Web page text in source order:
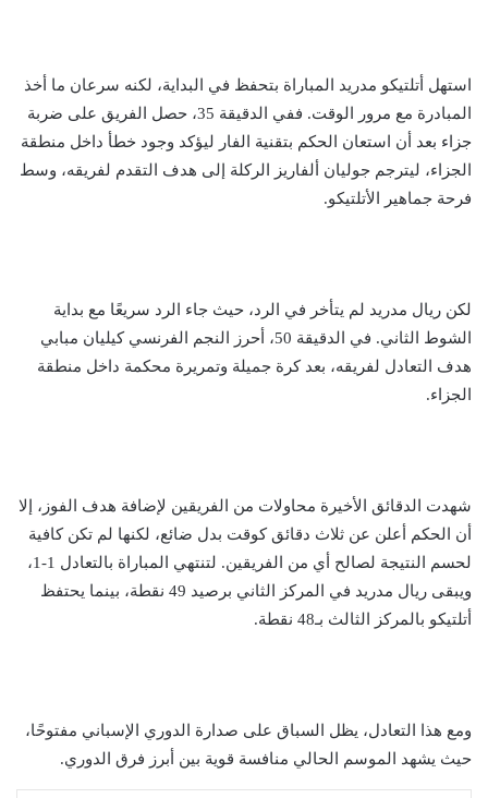
استهل أتلتيكو مدريد المباراة بتحفظ في البداية، لكنه سرعان ما أخذ
المبادرة مع مرور الوقت. ففي الدقيقة 35، حصل الفريق على ضربة
جزاء بعد أن استعان الحكم بتقنية الفار ليؤكد وجود خطأ داخل منطقة
الجزاء، ليترجم جوليان ألفاريز الركلة إلى هدف التقدم لفريقه، وسط
فرحة جماهير الأتلتيكو.
لكن ريال مدريد لم يتأخر في الرد، حيث جاء الرد سريعًا مع بداية
الشوط الثاني. في الدقيقة 50، أحرز النجم الفرنسي كيليان مبابي
هدف التعادل لفريقه، بعد كرة جميلة وتمريرة محكمة داخل منطقة
الجزاء.
شهدت الدقائق الأخيرة محاولات من الفريقين لإضافة هدف الفوز، إلا
أن الحكم أعلن عن ثلاث دقائق كوقت بدل ضائع، لكنها لم تكن كافية
لحسم النتيجة لصالح أي من الفريقين. لتنتهي المباراة بالتعادل 1-1،
ويبقى ريال مدريد في المركز الثاني برصيد 49 نقطة، بينما يحتفظ
أتلتيكو بالمركز الثالث بـ48 نقطة.
ومع هذا التعادل، يظل السباق على صدارة الدوري الإسباني مفتوحًا،
حيث يشهد الموسم الحالي منافسة قوية بين أبرز فرق الدوري.